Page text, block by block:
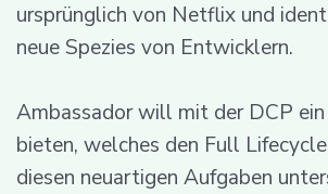
ursprünglich von Netflix und
neue Spezies von Entwicklern.
Ambassador will mit der DCP
bieten, welches den Full
diesen neuartigen Aufgaben